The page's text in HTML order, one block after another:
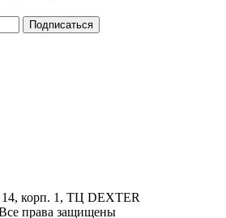
корп. 1, ТЦ DEXTER
права защищены